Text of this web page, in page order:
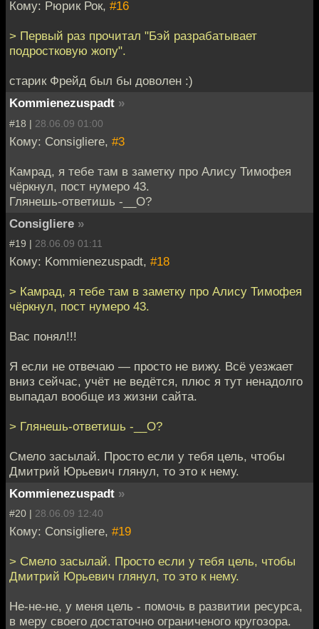
Кому: Рюрик Рок, #16
> Первый раз прочитал "Бэй разрабатывает
подростковую жопу".
старик Фрейд был бы доволен :)
Kommienezuspadt »
#18 | 28.06.09 01:00
Кому: Consigliere, #3
Камрад, я тебе там в заметку про Алису Тимофея
чёркнул, пост нумеро 43.
Глянешь-ответишь -__О?
Consigliere »
#19 | 28.06.09 01:11
Кому: Kommienezuspadt, #18
> Камрад, я тебе там в заметку про Алису Тимофея
чёркнул, пост нумеро 43.
Вас понял!!!
Я если не отвечаю — просто не вижу. Всё уезжает
вниз сейчас, учёт не ведётся, плюс я тут ненадолго
выпадал вообще из жизни сайта.
> Глянешь-ответишь -__О?
Смело засылай. Просто если у тебя цель, чтобы
Дмитрий Юрьевич глянул, то это к нему.
Kommienezuspadt »
#20 | 28.06.09 12:40
Кому: Consigliere, #19
> Смело засылай. Просто если у тебя цель, чтобы
Дмитрий Юрьевич глянул, то это к нему.
Не-не-не, у меня цель - помочь в развитии ресурса,
в меру своего достаточно ограниченого кругозора.